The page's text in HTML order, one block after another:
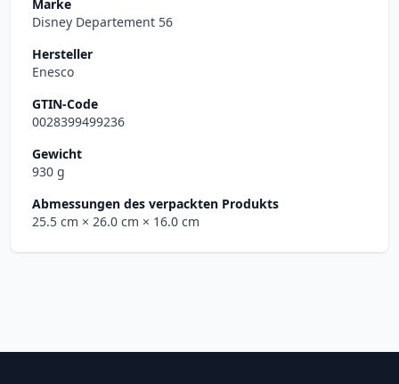
Marke
Disney Departement 56
Hersteller
Enesco
GTIN-Code
0028399499236
Gewicht
930 g
Abmessungen des verpackten Produkts
25.5 cm × 26.0 cm × 16.0 cm